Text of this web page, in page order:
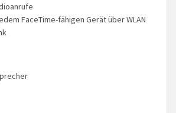
FaceTime-fähigen Gerät über WLAN